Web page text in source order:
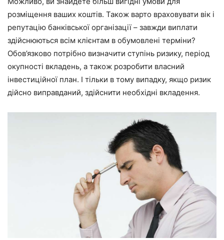
розміщення ваших коштів. Також варто враховувати вік і
репутацію банківської організації – завжди виплати
здійснюються всім клієнтам в обумовлені терміни?
Обов’язково потрібно визначити ступінь ризику, період
окупності вкладень, а також розробити власний
інвестиційної план. І тільки в тому випадку, якщо ризик
дійсно виправданий, здійснити необхідні вкладення.